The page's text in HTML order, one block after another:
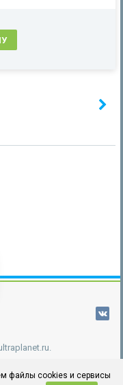
файлы cookies и сервисы